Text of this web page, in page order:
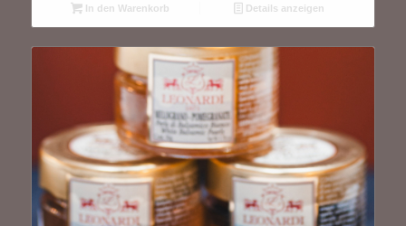
In den Warenkorb Details anzeigen